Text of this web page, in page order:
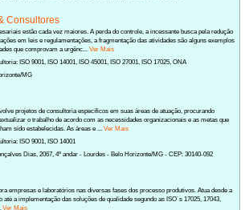
Consultores
estão cada vez maiores. A perda do controle, a incessante busca pela redução
em leis e regulamentações, a fragmentação das atividades são alguns exemplos
que comprovam a urgênc...Ver Mais
ISO 9001, ISO 14001, ISO 45001, ISO 27001, ISO 17025, ONA
MG
projetos de consultoria específicos em suas áreas de atuação, procurando
o trabalho de acordo com as necessidades organizacionais e as metas que
sido estabelecidas. As áreas e ...Ver Mais
ISO 9001, ISO 14001
Dias, 2067, 4º andar - Lourdes - Belo Horizonte/MG - CEP: 30140-092
empresas e laboratórios nas diversas fases dos processo produtivos. Atua desde a
até a implementação das soluções de qualidade segundo as ISO´s 17025, 17043,
Ver Mais